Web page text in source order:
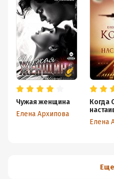
Чужая женщина
Елена Архипова
Когда
Елена
Еще